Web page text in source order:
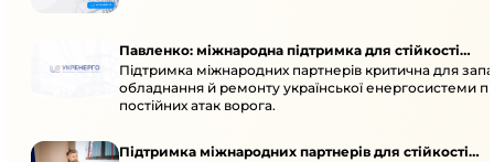
Павленко: міжнародна підтримка для стійкості
енергосистеми
Підтримка міжнародних партнерів критична для
обладнання й ремонту української енергосистеми
постійних атак ворога.
Підтримка міжнародних партнерів для стійкості